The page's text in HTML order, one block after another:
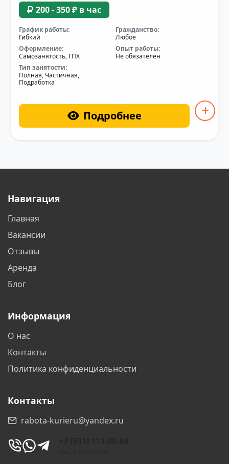
200 - 350 ₽ в час
График работы:
Гибкий
Гражданство:
Любое
Оформление:
Самозанятость, ГПХ
Опыт работы:
Не обязателен
Тип занятости:
Полная, Частичная,
Подработка
Подробнее
Навигация
Главная
Вакансии
Отзывы
Аренда
Блог
Информация
О нас
Контакты
Политика конфиденциальности
Контакты
rabota-kurieru@yandex.ru